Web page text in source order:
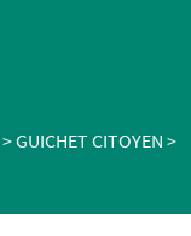
>GUICHET CITOYEN >